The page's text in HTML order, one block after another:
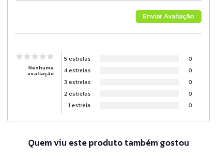
Nenhuma
avaliação
5 estrelas
0
4 estrelas
0
3 estrelas
0
2 estrelas
0
1 estrela
0
Quem viu este produto também gostou